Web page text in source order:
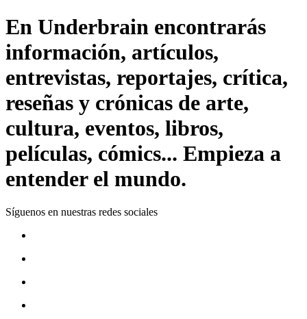
En Underbrain encontrarás
información, artículos,
entrevistas, reportajes, crítica,
reseñas y crónicas de arte,
cultura, eventos, libros,
películas, cómics... Empieza a
entender el mundo.
Síguenos en nuestras redes sociales